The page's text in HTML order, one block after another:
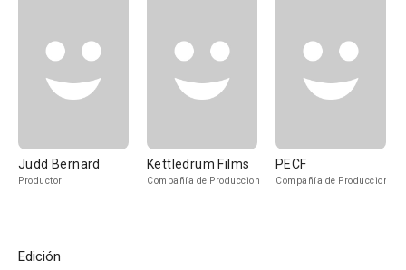
Judd Bernard
Productor
Kettledrum Films
Compañía de Produccion
PECF
Compañía de Produccion
Edición